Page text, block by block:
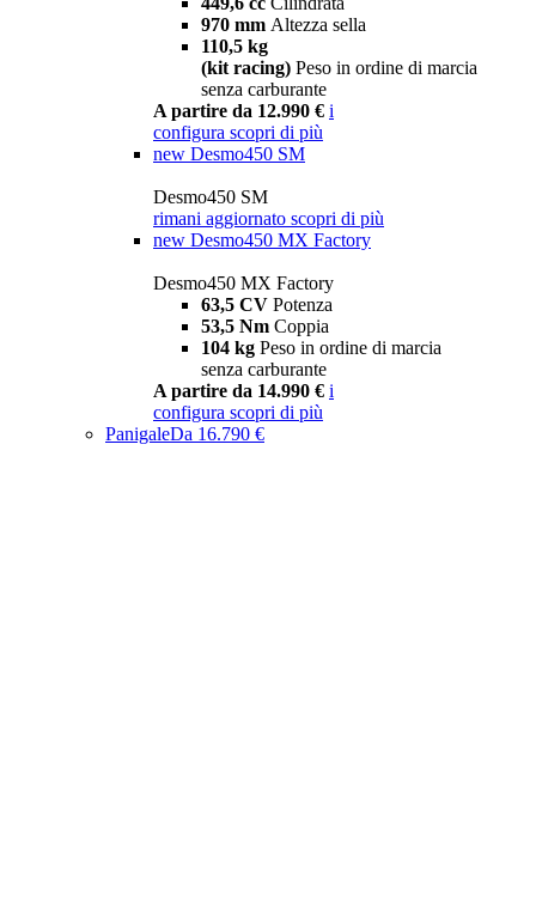
970 mm Altezza sella
110,5 kg
(kit racing) Peso in ordine di marcia
senza carburante
A partire da 12.990 € i
configura scopri di più
new Desmo450 SM
Desmo450 SM
rimani aggiornato scopri di più
new Desmo450 MX Factory
Desmo450 MX Factory
63,5 CV Potenza
53,5 Nm Coppia
104 kg Peso in ordine di marcia
senza carburante
A partire da 14.990 € i
configura scopri di più
PanigaleDa 16.790 €